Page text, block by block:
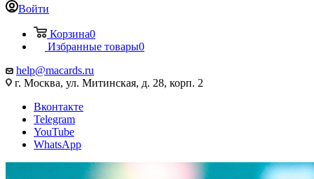
Войти
Корзина0
Избранные товары0
help@macards.ru
г. Москва, ул. Митинская, д. 28, корп. 2
Вконтакте
Telegram
YouTube
WhatsApp